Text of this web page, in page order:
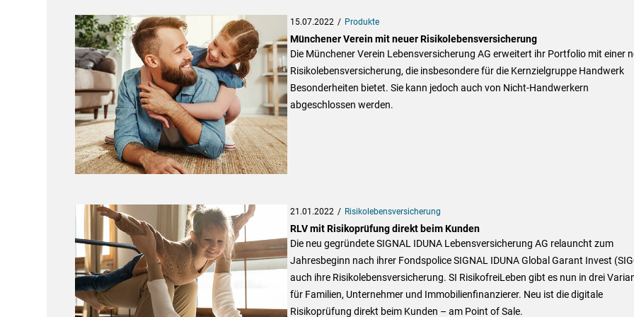
15.07.2022 Produkte
Münchener Verein mit neuer Risikolebensversicherung
Die Münchener Verein Lebensversicherung AG erweitert ihr Portfolio mit einer
Risikolebensversicherung, die insbesondere für die Kernzielgruppe Handwerk
Besonderheiten bietet. Sie kann jedoch auch von Nicht-Handwerkern
abgeschlossen werden.
21.01.2022 Risikolebensversicherung
RLV mit Risikoprüfung direkt beim Kunden
Die neu gegründete SIGNAL IDUNA Lebensversicherung AG relauncht zum
Jahresbeginn nach ihrer Fondspolice SIGNAL IDUNA Global Garant Invest
auch ihre Risikolebensversicherung. SI RisikofreiLeben gibt es nun in drei
für Familien, Unternehmer und Immobilienfinanzierer. Neu ist die digitale
Risikoprüfung direkt beim Kunden – am Point of Sale.